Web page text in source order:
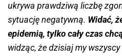
ukrywa prawdziwą liczbę
sytuację negatywną. Widać,
epidemią, tylko cały czas
widząc, że dzisiaj my